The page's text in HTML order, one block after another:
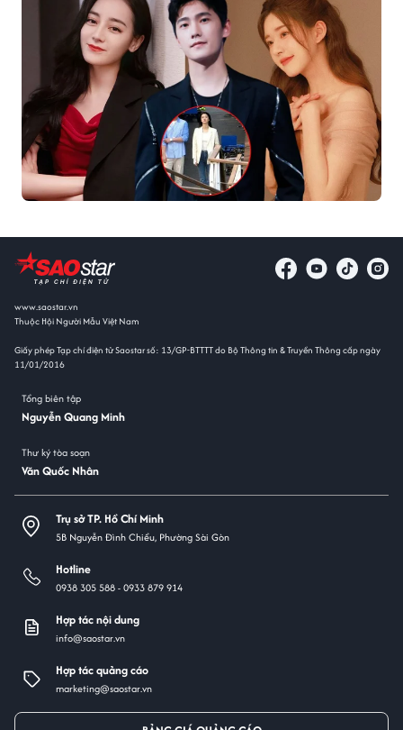
www.saostar.vn
Thuộc Hội Người Mẫu Việt Nam
Giấy phép Tạp chí điện tử Saostar số: 13/GP-BTTTT do Bộ Thông tin & Truyền Thông cấp ngày
11/01/2016
Tổng biên tập
Nguyễn Quang Minh
Thư ký tòa soạn
Văn Quốc Nhân
Trụ sở TP. Hồ Chí Minh
5B Nguyễn Đình Chiểu, Phường Sài Gòn
Hotline
0938 305 588 -0933 879 914
Hợp tác nội dung
info@saostar.vn
Hợp tác quảng cáo
marketing@saostar.vn